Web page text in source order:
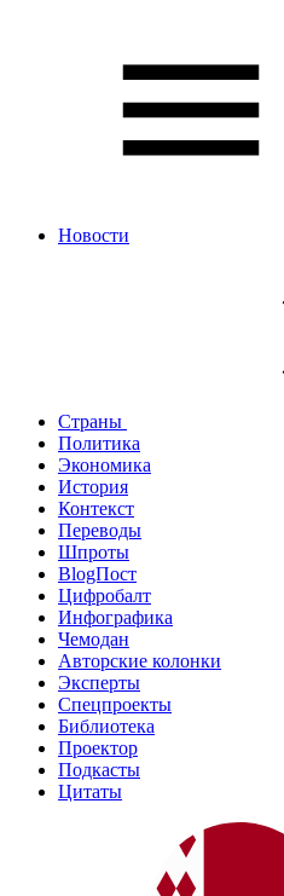
Новости
Страны
Политика
Экономика
История
Контекст
Переводы
Шпроты
BlogПост
Цифробалт
Инфографика
Чемодан
Авторские колонки
Эксперты
Спецпроекты
Библиотека
Проектор
Подкасты
Цитаты